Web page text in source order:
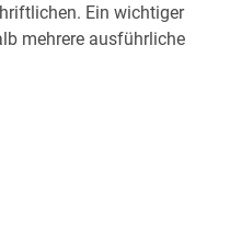
Ein wichtiger
mehrere ausführliche